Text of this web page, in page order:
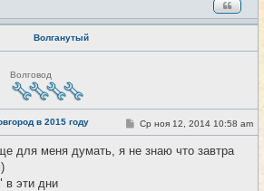
Волганутый
Волговод
в 2015 году #12
С
о
б
Ср ноя 12, 2014 10:58 am
для меня думать, я не знаю что завтра
в эти дни